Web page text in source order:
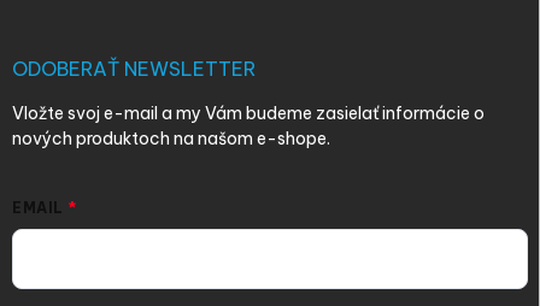
ODOBERAŤ NEWSLETTER
Vložte svoj e-mail a my Vám budeme zasielať informácie o
nových produktoch na našom e-shope.
EMAIL